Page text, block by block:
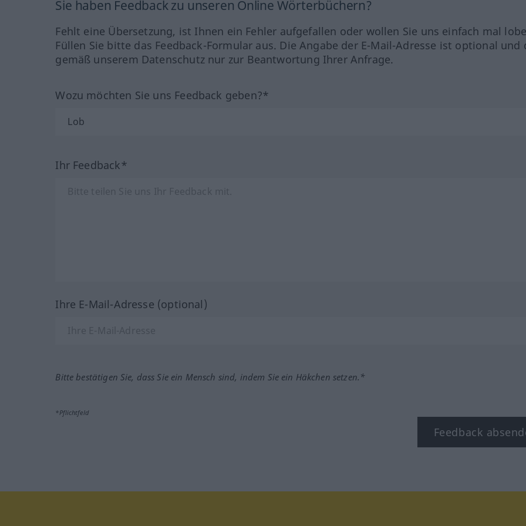
Sie haben Feedback zu unseren Online Wörterbüchern?
Fehlt eine Übersetzung, ist Ihnen ein Fehler aufgefallen oder wollen Sie uns einfach mal
Füllen Sie bitte das Feedback-Formular aus. Die Angabe der E-Mail-Adresse ist optional und
gemäß unserem Datenschutz nur zur Beantwortung Ihrer Anfrage.
Wozu möchten Sie uns Feedback geben?*
Ihr Feedback*
Ihre E-Mail-Adresse (optional)
Bitte bestätigen Sie, dass Sie ein Mensch sind, indem Sie ein Häkchen setzen.*
*Pflichtfeld
Feedback